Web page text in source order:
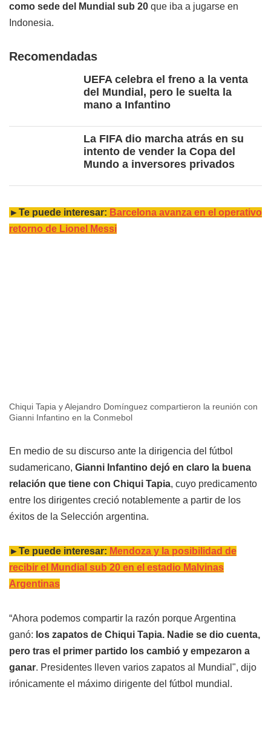
como sede del Mundial sub 20 que iba a jugarse en
Indonesia.
Recomendadas
UEFA celebra el freno a la venta
del Mundial, pero le suelta la
mano a Infantino
La FIFA dio marcha atrás en su
intento de vender la Copa del
Mundo a inversores privados
►Te puede interesar: Barcelona avanza en el operativo
retorno de Lionel Messi
Chiqui Tapia y Alejandro Domínguez compartieron la reunión con
Gianni Infantino en la Conmebol
En medio de su discurso ante la dirigencia del fútbol
sudamericano, Gianni Infantino dejó en claro la buena
relación que tiene con Chiqui Tapia, cuyo predicamento
entre los dirigentes creció notablemente a partir de los
éxitos de la Selección argentina.
►Te puede interesar: Mendoza y la posibilidad de
recibir el Mundial sub 20 en el estadio Malvinas
Argentinas
“Ahora podemos compartir la razón porque Argentina
ganó: los zapatos de Chiqui Tapia. Nadie se dio cuenta,
pero tras el primer partido los cambió y empezaron a
ganar. Presidentes lleven varios zapatos al Mundial", dijo
irónicamente el máximo dirigente del fútbol mundial.